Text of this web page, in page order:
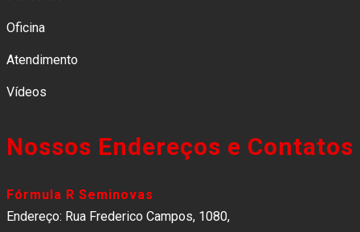
Oficina
Atendimento
Vídeos
Nossos Endereços e Contatos
Fórmula R Seminovas
Endereço: Rua Frederico Campos, 1080,